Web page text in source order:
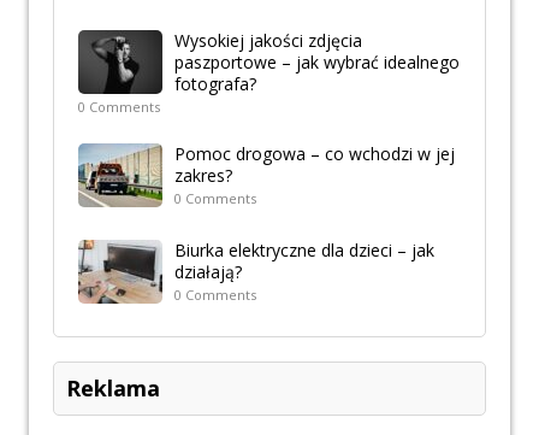
Wysokiej jakości zdjęcia
paszportowe – jak wybrać idealnego
fotografa?
0 Comments
Pomoc drogowa – co wchodzi w jej
zakres?
0 Comments
Biurka elektryczne dla dzieci – jak
działają?
0 Comments
Reklama